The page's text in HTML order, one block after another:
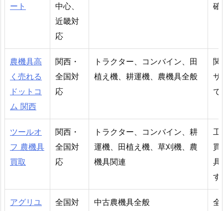
ート
中心、
近畿対
応
確
農機具高
く売れる
ドットコ
ム 関西
関西・
全国対
応
トラクター、コンバイン、田
植え機、耕運機、農機具全般
関
サ
ツールオ
フ 農機具
買取
関西・
全国対
応
トラクター、コンバイン、耕
運機、田植え機、草刈機、農
機具関連
具
す
アグリユ
全国対
中古農機具全般
全